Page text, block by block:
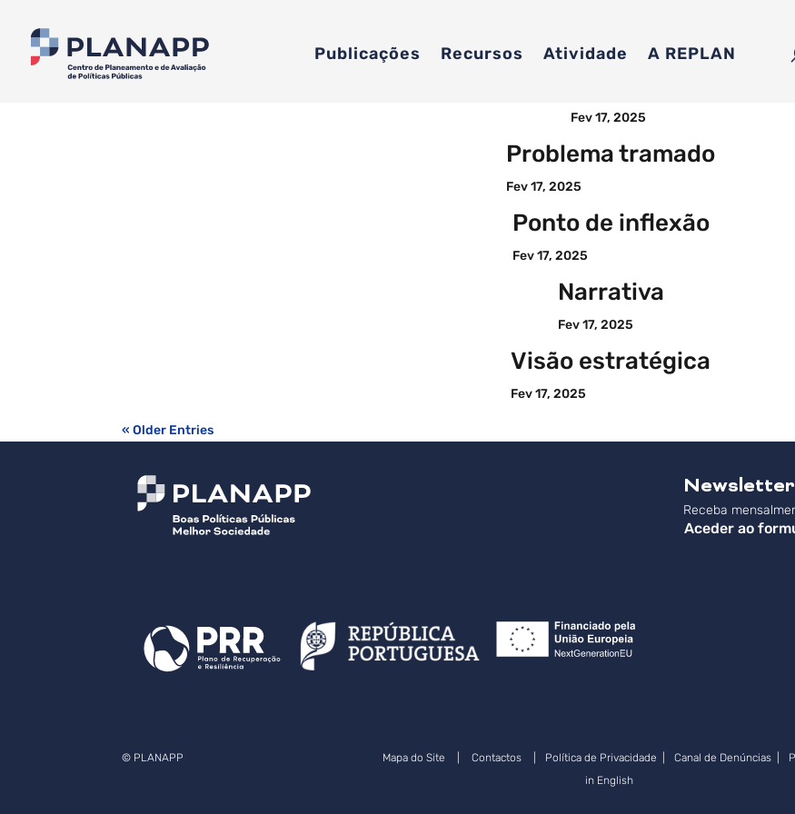
Publicações Recursos Atividade A REPLAN
Fev 17, 2025
Problema tramado
Fev 17, 2025
Ponto de inflexão
Fev 17, 2025
Narrativa
Fev 17, 2025
Visão estratégica
Fev 17, 2025
« Older Entries
Receba
Aceder ao
© PLANAPP Mapa do Site Contactos Política de Privacidade Canal de Denúncias
in English